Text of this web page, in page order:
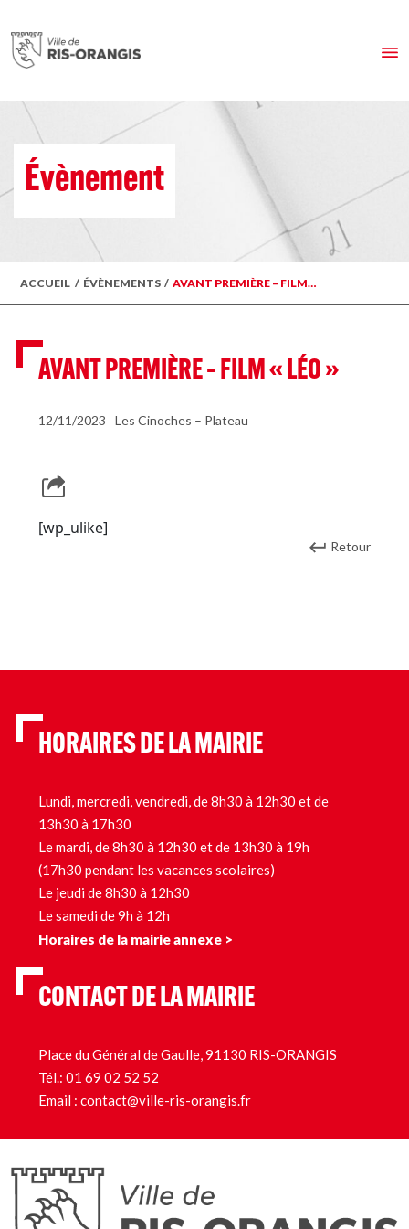
Évènement
ACCUEIL / ÉVÈNEMENTS / AVANT PREMIÈRE – FILM…
AVANT PREMIÈRE – FILM « LÉO »
12/11/2023 Les Cinoches – Plateau
[wp_ulike]
Retour
HORAIRES DE LA MAIRIE
Lundi, mercredi, vendredi, de 8h30 à 12h30 et de
13h30 à 17h30
Le mardi, de 8h30 à 12h30 et de 13h30 à 19h
(17h30 pendant les vacances scolaires)
Le jeudi de 8h30 à 12h30
Le samedi de 9h à 12h
Horaires de la mairie annexe >
CONTACT DE LA MAIRIE
Place du Général de Gaulle, 91130 RIS-ORANGIS
Tél.: 01 69 02 52 52
Email : contact@ville-ris-orangis.fr